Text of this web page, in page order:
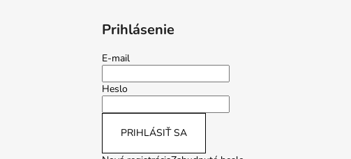
Prihlásenie
E-mail
Heslo
PRIHLÁSIŤ SA